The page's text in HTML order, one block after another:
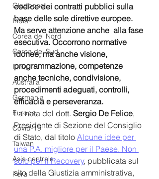
Giappone
India
Corea del Nord
Corea del Sud
Italia
Australia
Germania
Europa
Covid-19
Taiwan
Asia centrale
Perù
codice dei contratti pubblici sulla
base delle sole direttive europee.
Ma serve attenzione anche  alla fase
esecutiva. Occorrono normative
idonee, ma anche visione,
programmazione, competenze
anche tecniche, condivisione,
procedimenti adeguati, controlli,
efficacia e perseveranza.
La nota del dott. Sergio De Felice,
Presidente di Sezione del Consiglio
di Stato, dal titolo Alcune idee per
una P.A. migliore per il Paese. Non
solo per il Recovery, pubblicata sul
sito della Giustizia amministrativa,